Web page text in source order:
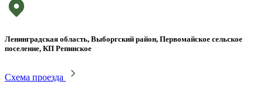
Ленинградская область, Выборгский район, Первомайское сельское
поселение, КП Репинское
Схема проезда